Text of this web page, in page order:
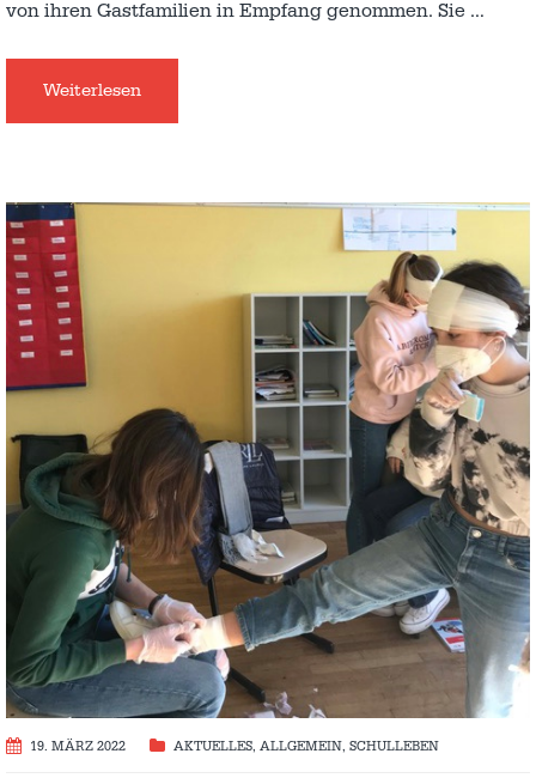
von ihren Gastfamilien in Empfang genommen. Sie …
Weiterlesen
19. MÄRZ 2022 AKTUELLES, ALLGEMEIN, SCHULLEBEN